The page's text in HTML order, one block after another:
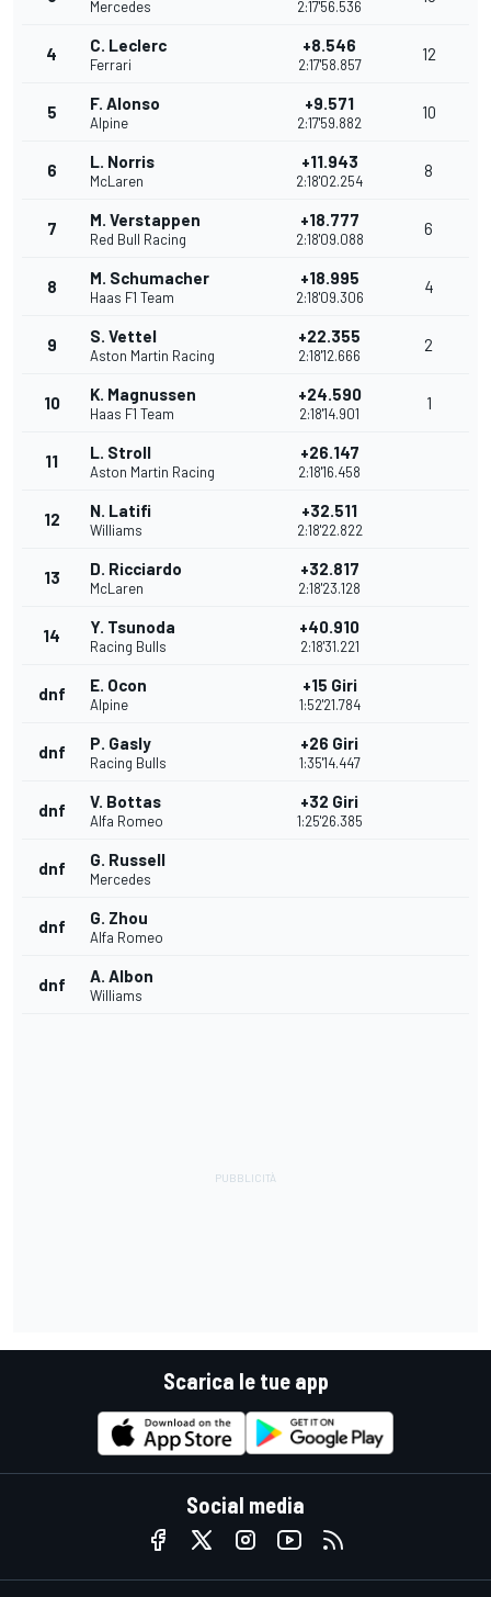
Mercedes 2:17'56.536
4 C. Leclerc
Ferrari
+8.546
2:17'58.857
12
5 F. Alonso
Alpine
+9.571
2:17'59.882
10
6 L. Norris
McLaren
+11.943
2:18'02.254
8
7 M. Verstappen
Red Bull Racing
+18.777
2:18'09.088
6
8 M. Schumacher
Haas F1 Team
+18.995
2:18'09.306
4
9 S. Vettel
Aston Martin Racing
+22.355
2:18'12.666
2
10 K. Magnussen
Haas F1 Team
+24.590
2:18'14.901
1
11 L. Stroll
Aston Martin Racing
+26.147
2:18'16.458
12 N. Latifi
Williams
+32.511
2:18'22.822
13 D. Ricciardo
McLaren
+32.817
2:18'23.128
14 Y. Tsunoda
Racing Bulls
+40.910
2:18'31.221
dnf E. Ocon
Alpine
+15 Giri
1:52'21.784
dnf P. Gasly
Racing Bulls
+26 Giri
1:35'14.447
dnf V. Bottas
Alfa Romeo
+32 Giri
1:25'26.385
dnf G. Russell
Mercedes
dnf G. Zhou
Alfa Romeo
dnf A. Albon
Williams
Scarica le tue app
Social media